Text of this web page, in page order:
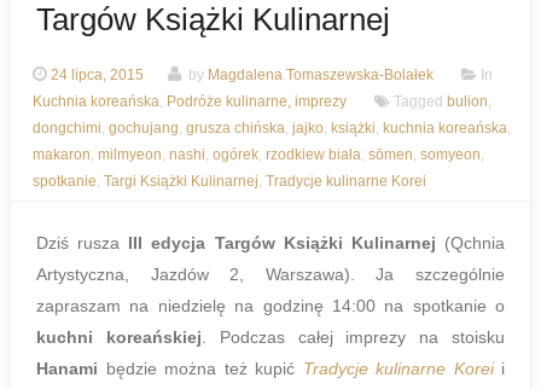
Targów Książki Kulinarnej
24 lipca, 2015 by Magdalena Tomaszewska-Bolałek
In
Kuchnia koreańska, Podróże kulinarne, imprezy Tagged bulion,
dongchimi, gochujang, grusza chińska, jajko, książki, kuchnia koreańska,
makaron, milmyeon, nashi, ogórek, rzodkiew biała, sōmen, somyeon,
spotkanie, Targi Książki Kulinarnej, Tradycje kulinarne Korei
Dziś rusza III edycja Targów Książki Kulinarnej (Qchnia
Artystyczna, Jazdów 2, Warszawa). Ja szczególnie
zapraszam na niedzielę na godzinę 14:00 na spotkanie o
kuchni koreańskiej. Podczas całej imprezy na stoisku
Hanami będzie można też kupić Tradycje kulinarne Koreii